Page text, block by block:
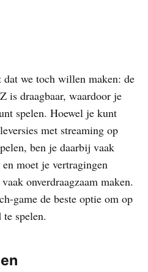
dat we toch willen maken: de
is draagbaar, waardoor je
spelen. Hoewel je kunt
met streaming op
ben je daarbij vaak
moet je vertragingen
onverdraagzaam maken.
game de beste optie om op
spelen.